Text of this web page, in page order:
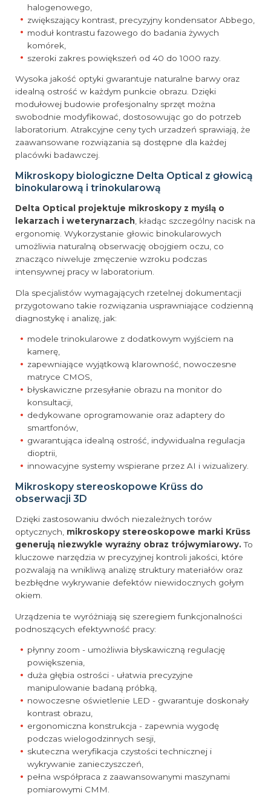
halogenowego,
zwiększający kontrast, precyzyjny kondensator Abbego,
moduł kontrastu fazowego do badania żywych
komórek,
szeroki zakres powiększeń od 40 do 1000 razy.
Wysoka jakość optyki gwarantuje naturalne barwy oraz
idealną ostrość w każdym punkcie obrazu. Dzięki
modułowej budowie profesjonalny sprzęt można
swobodnie modyfikować, dostosowując go do potrzeb
laboratorium. Atrakcyjne ceny tych urzadzeń sprawiają, że
zaawansowane rozwiązania są dostępne dla każdej
placówki badawczej.
Mikroskopy biologiczne Delta Optical z głowicą
binokularową i trinokularową
Delta Optical projektuje mikroskopy z myślą o
lekarzach i weterynarzach, kładąc szczególny nacisk na
ergonomię. Wykorzystanie głowic binokularowych
umożliwia naturalną obserwację obojgiem oczu, co
znacząco niweluje zmęczenie wzroku podczas
intensywnej pracy w laboratorium.
Dla specjalistów wymagających rzetelnej dokumentacji
przygotowano takie rozwiązania usprawniające codzienną
diagnostykę i analizę, jak:
modele trinokularowe z dodatkowym wyjściem na
kamerę,
zapewniające wyjątkową klarowność, nowoczesne
matryce CMOS,
błyskawiczne przesyłanie obrazu na monitor do
konsultacji,
dedykowane oprogramowanie oraz adaptery do
smartfonów,
gwarantująca idealną ostrość, indywidualna regulacja
dioptrii,
innowacyjne systemy wspierane przez AI i wizualizery.
Mikroskopy stereoskopowe Krüss do
obserwacji 3D
Dzięki zastosowaniu dwóch niezależnych torów
optycznych, mikroskopy stereoskopowe marki Krüss
generują niezwykle wyraźny obraz trójwymiarowy. To
kluczowe narzędzia w precyzyjnej kontroli jakości, które
pozwalają na wnikliwą analizę struktury materiałów oraz
bezbłędne wykrywanie defektów niewidocznych gołym
okiem.
Urządzenia te wyróżniają się szeregiem funkcjonalności
podnoszących efektywność pracy:
płynny zoom - umożliwia błyskawiczną regulację
powiększenia,
duża głębia ostrości - ułatwia precyzyjne
manipulowanie badaną próbką,
nowoczesne oświetlenie LED - gwarantuje doskonały
kontrast obrazu,
ergonomiczna konstrukcja - zapewnia wygodę
podczas wielogodzinnych sesji,
skuteczna weryfikacja czystości technicznej i
wykrywanie zanieczyszczeń,
pełna współpraca z zaawansowanymi maszynami
pomiarowymi CMM.